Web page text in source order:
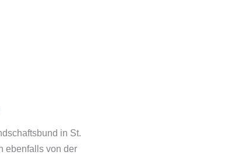
in St.
ebenfalls von der